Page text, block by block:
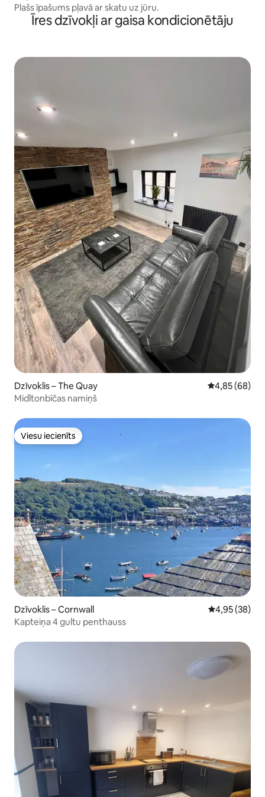
Plašs īpašums pļavā ar skatu uz jūru.
Īres dzīvokļi ar gaisa kondicionētāju
Dzīvoklis – The Quay Vidējais
4,85 (68)
Midltonbīčas namiņš
Viesu iecienīts
Viesu iecienīts
Dzīvoklis – Cornwall Vidējais
4,95 (38)
Kapteiņa 4 gultu penthauss